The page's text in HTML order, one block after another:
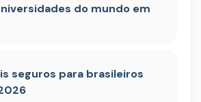
do mundo em
seguros para brasileiros